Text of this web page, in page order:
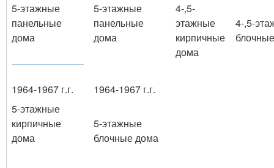
5-этажные
панельные
дома
5-этажные
панельные
дома
4-,5-
этажные
кирпичные
дома
4-,5-
1964-1967 г.г.
1964-1967 г.г.
5-этажные
кирпичные
дома
5-этажные
блочные дома